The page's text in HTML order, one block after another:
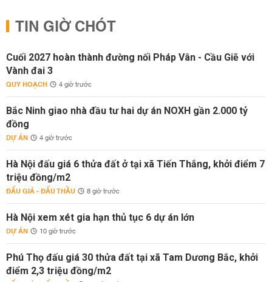
TIN GIỜ CHÓT
Cuối 2027 hoàn thành đường nối Pháp Vân - Cầu Giẽ với
Vành đai 3
QUY HOẠCH 4 giờ trước
Bắc Ninh giao nhà đầu tư hai dự án NOXH gần 2.000 tỷ
đồng
DỰ ÁN 4 giờ trước
Hà Nội đấu giá 6 thửa đất ở tại xã Tiến Thắng, khởi điểm 7
triệu đồng/m2
ĐẤU GIÁ - ĐẤU THẦU 8 giờ trước
Hà Nội xem xét gia hạn thủ tục 6 dự án lớn
DỰ ÁN 10 giờ trước
Phú Thọ đấu giá 30 thửa đất tại xã Tam Dương Bắc, khởi
điểm 2,3 triệu đồng/m2